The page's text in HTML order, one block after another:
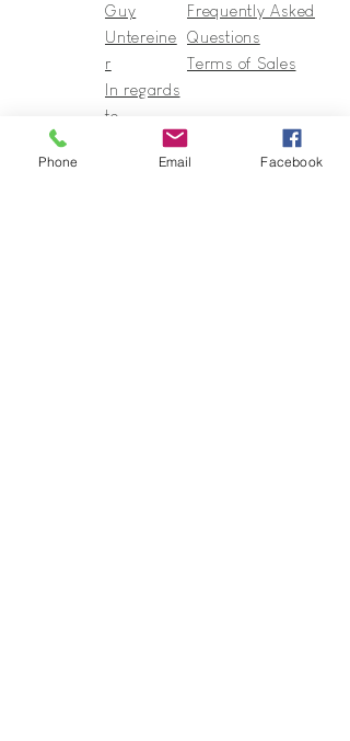
Guy
Untereine
r
In regards
to
Collection
Frequently Asked
Questions
Terms of Sales
Phone Email Facebook